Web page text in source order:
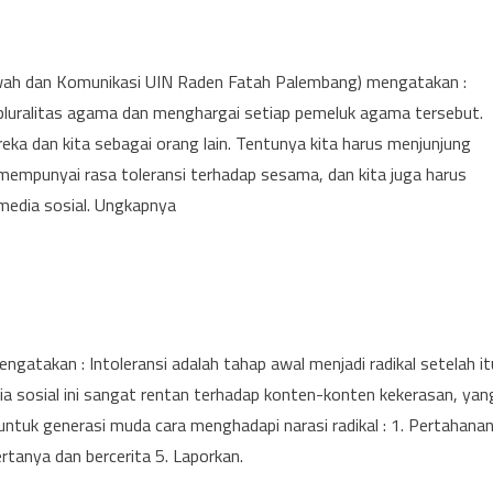
dan Komunikasi UIN Raden Fatah Palembang) mengatakan :
agama dan menghargai setiap pemeluk agama tersebut.
dan kita sebagai orang lain. Tentunya kita harus menjunjung
rasa toleransi terhadap sesama, dan kita juga harus
sosial. Ungkapnya
: Intoleransi adalah tahap awal menjadi radikal setelah
sosial ini sangat rentan terhadap konten-konten kekerasan,
generasi muda cara menghadapi narasi radikal : 1. Pertahanan
dan bercerita 5. Laporkan.